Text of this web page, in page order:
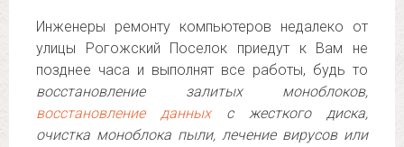
Инженеры ремонту компьютеров недалеко от
улицы Рогожский Поселок приедут к Вам не
позднее часа и выполнят все работы, будь то
восстановление залитых моноблоков,
восстановление данныхс жесткого диска,
очистка моноблока пыли, лечение вирусов или